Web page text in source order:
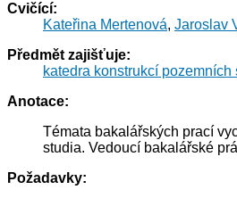
Cvičící:
Kateřina Mertenová, Jaroslav
Předmět zajišťuje:
katedra konstrukcí pozemních
Anotace:
Témata bakalářských prací
studia. Vedoucí bakalářské
Požadavky: